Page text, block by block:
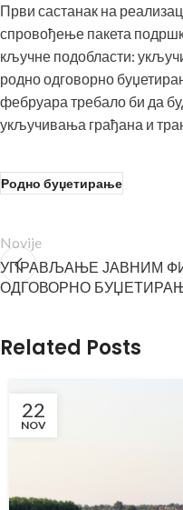
Први састанак на
спровођење пакета
кључне подобласти:
родно одговорно
фебруара требало би да
укључивања грађана и
Родно буџетирање
Novije
УПРАВЉАЊЕ ЈАВНИМ
ОДГОВОРНО
Related Posts
22
NOV